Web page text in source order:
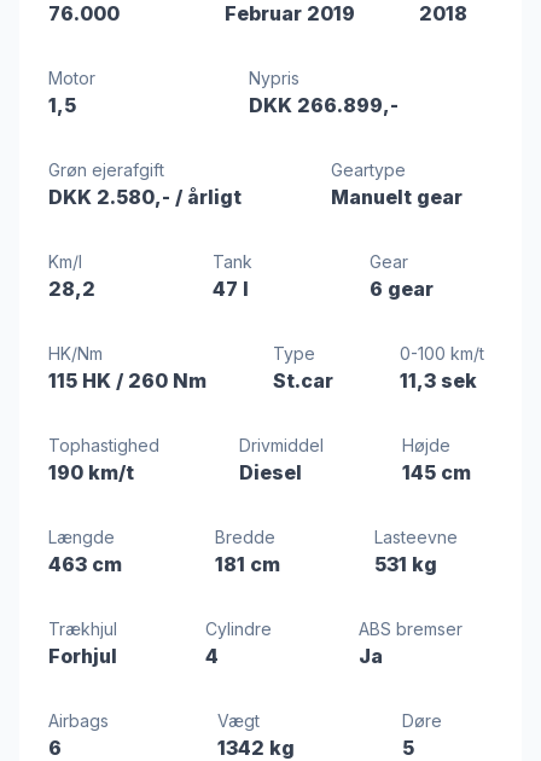
76.000 Februar 2019 2018
Motor
1,5
Nypris
DKK 266.899,-
Grøn ejerafgift
DKK 2.580,- / årligt
Geartype
Manuelt gear
Km/l
28,2
Tank
47 l
Gear
6 gear
HK/Nm
115 HK / 260 Nm
Type
St.car
0-100 km/t
11,3 sek
Tophastighed
190 km/t
Drivmiddel
Diesel
Højde
145 cm
Længde
463 cm
Bredde
181 cm
Lasteevne
531 kg
Trækhjul
Forhjul
Cylindre
4
ABS bremser
Ja
Airbags
6
Vægt
1342 kg
Døre
5